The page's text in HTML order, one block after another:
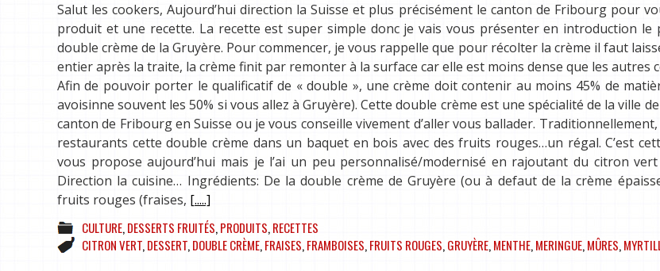
Salut les cookers, Aujourd’hui direction la Suisse et plus précisément le canton de Fribourg pour
produit et une recette. La recette est super simple donc je vais vous présenter en introduction le
double crème de la Gruyère. Pour commencer, je vous rappelle que pour récolter la crème il faut
entier après la traite, la crème finit par remonter à la surface car elle est moins dense que les autres
Afin de pouvoir porter le qualificatif de « double », une crème doit contenir au moins 45% de
avoisinne souvent les 50% si vous allez à Gruyère). Cette double crème est une spécialité de la ville
canton de Fribourg en Suisse ou je vous conseille vivement d’aller vous ballader.
restaurants cette double crème dans un baquet en bois avec des fruits rouges…un régal. C’est
vous propose aujourd’hui mais je l’ai un peu personnalisé/modernisé en rajoutant du citron
Direction la cuisine… Ingrédients: De la double crème de Gruyère (ou à defaut de la crème
fruits rouges (fraises, [.....]
CULTURE,DESSERTS FRUITÉS,PRODUITS,RECETTES
CITRON VERT,DESSERT,DOUBLE CRÈME,FRAISES,FRAMBOISES,FRUITS ROUGES,GRUYÈRE,MENTHE,MERINGUE,MÛRES,